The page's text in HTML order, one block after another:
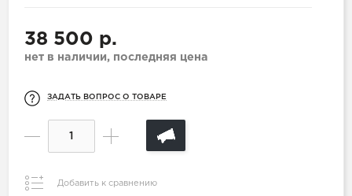
38 500 р.
нет в наличии, последняя цена
ЗАДАТЬ ВОПРОС О ТОВАРЕ
Добавить к сравнению